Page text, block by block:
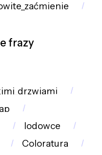
frazy
lodowce
Coloratura